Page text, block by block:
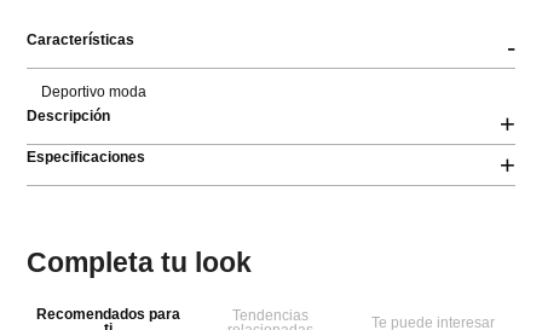
Características -
Deportivo moda
Descripción
+
Especificaciones +
Completa tu look
Recomendados para
Tendencias
Te puede interesar